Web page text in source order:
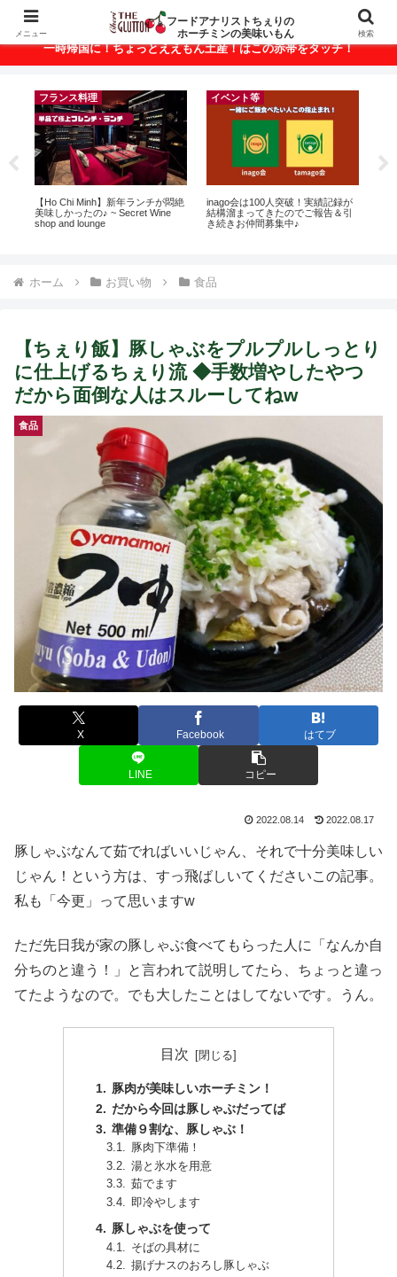
ベトナム・ホーチミンの美味いもんが満載！
一時帰国に！ちょっとええもん土産！はこの赤帯をタッチ！
フランス料理
【Ho Chi Minh】新年ランチが悶絶
美味しかったの♪ ~ Secret Wine
shop and lounge
イベント等
inago会は100人突破！実績記録が
結構溜まってきたのでご報告＆引
き続きお仲間募集中♪
ホーム お買い物 食品
【ちぇり飯】豚しゃぶをプルプルしっとり
に仕上げるちぇり流 ◆手数増やしたやつ
だから面倒な人はスルーしてねw
食品
X Facebook はてブ
LINE コピー
2022.08.14 2022.08.17
豚しゃぶなんて茹でればいいじゃん、それで十分美味しい
じゃん！という方は、すっ飛ばしいてくださいこの記事。
私も「今更」って思いますw
ただ先日我が家の豚しゃぶ食べてもらった人に「なんか自
分ちのと違う！」と言われて説明してたら、ちょっと違っ
てたようなので。でも大したことはしてないです。うん。
目次
豚肉が美味しいホーチミン！
だから今回は豚しゃぶだってば
準備９割な、豚しゃぶ！
豚肉下準備！
湯と氷水を用意
茹でます
即冷やします
豚しゃぶを使って
そばの具材に
揚げナスのおろし豚しゃぶ
メニュー
フードアナリストちぇりの
ホーチミンの美味いもん
検索